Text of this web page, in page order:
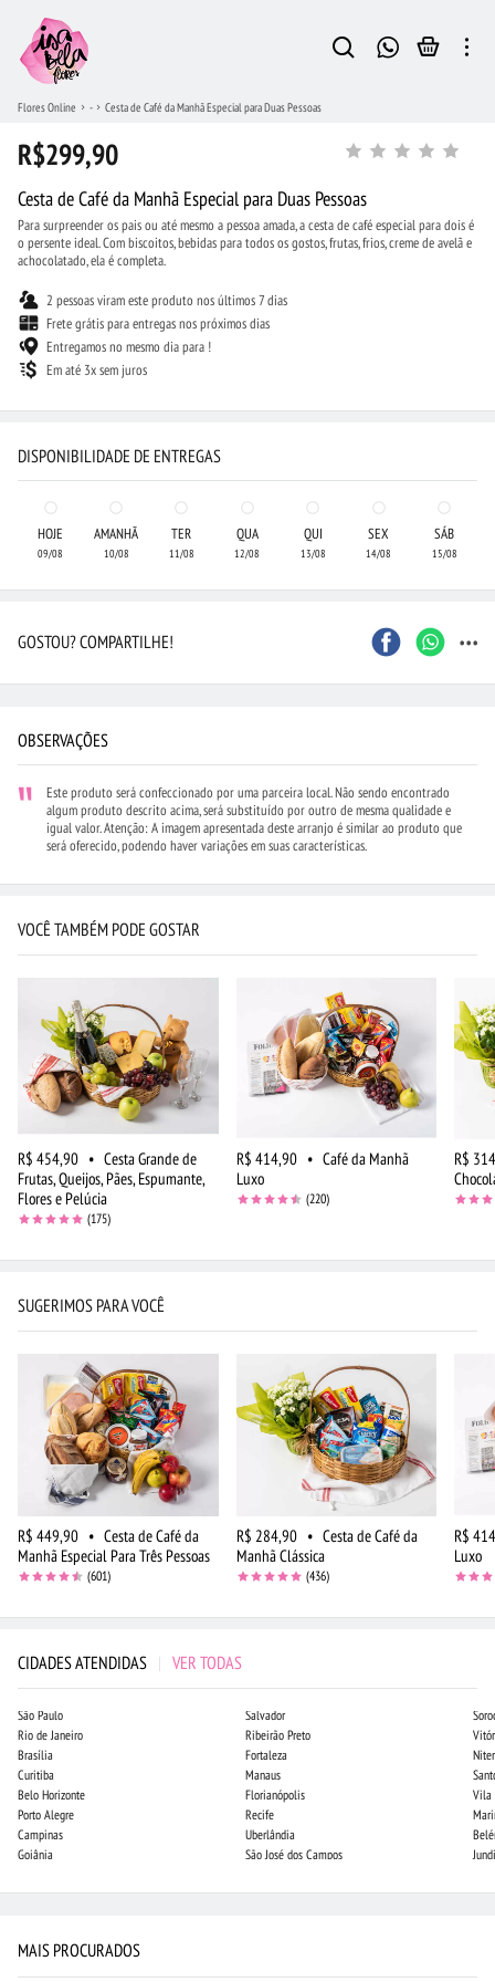
Flores Online - Cesta de Café da Manhã Especial para Duas Pessoas
R$299,90
Cesta de Café da Manhã Especial para Duas Pessoas
Para surpreender os pais ou até mesmo a pessoa amada, a cesta de café especial para dois é
o persente ideal. Com biscoitos, bebidas para todos os gostos, frutas, frios, creme de avelã e
achocolatado, ela é completa.
2 pessoas viram este produto nos últimos 7 dias
Frete grátis para entregas nos próximos dias
Entregamos no mesmo dia para !
Em até 3x sem juros
DISPONIBILIDADE DE ENTREGAS
HOJE
09/08
AMANHÃ
10/08
TER
11/08
QUA
12/08
QUI
13/08
SEX
14/08
SÁB
15/08
GOSTOU? COMPARTILHE! ...
OBSERVAÇÕES
Este produto será confeccionado por uma parceira local. Não sendo encontrado
algum produto descrito acima, será substituído por outro de mesma qualidade e
igual valor. Atenção: A imagem apresentada deste arranjo é similar ao produto que
será oferecido, podendo haver variações em suas características.
VOCÊ TAMBÉM PODE GOSTAR
R$ 454,90 • Cesta Grande de
Frutas, Queijos, Pães, Espumante,
Flores e Pelúcia
(175)
R$ 414,90 • Café da Manhã
Luxo
(220)
R$
SUGERIMOS PARA VOCÊ
R$ 449,90 • Cesta de Café da
Manhã Especial Para Três Pessoas
(601)
R$ 284,90 • Cesta de Café da
Manhã Clássica
(436)
R$
Luxo
CIDADES ATENDIDAS | VER TODAS
São Paulo
Rio de Janeiro
Brasília
Curitiba
Belo Horizonte
Porto Alegre
Campinas
Goiânia
Salvador
Ribeirão Preto
Fortaleza
Manaus
Florianópolis
Recife
Uberlândia
São José dos Campos
Vila
MAIS PROCURADOS